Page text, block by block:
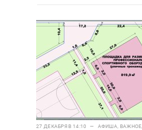
27 ДЕКАБРЯ В 14:10 — АФИША ВАЖНОЕ